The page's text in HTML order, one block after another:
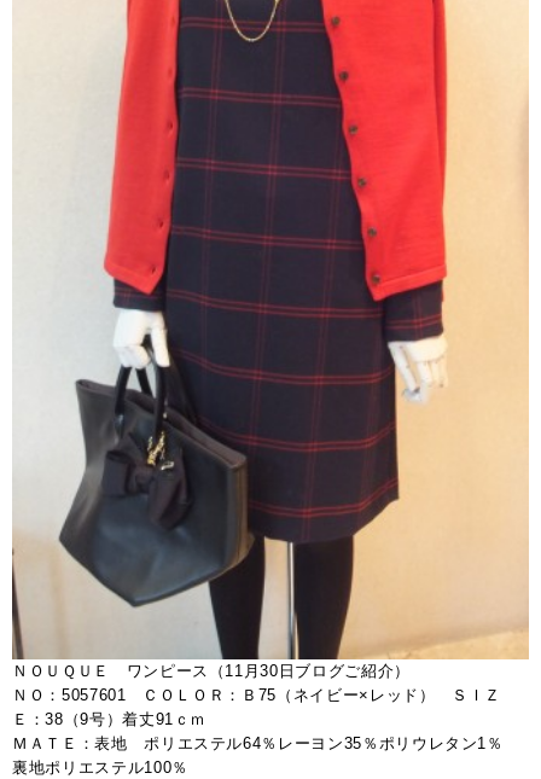
ＮＯＵＱＵＥ ワンピース（11月30日ブログご紹介）
ＮＯ：5057601 ＣＯＬＯＲ：Ｂ75（ネイビー×レッド） ＳＩＺ
Ｅ：38（9号）着丈91ｃｍ
ＭＡＴＥ：表地 ポリエステル64％レーヨン35％ポリウレタン1％
裏地ポリエステル100％